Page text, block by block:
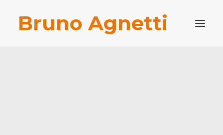
Bruno Agnetti